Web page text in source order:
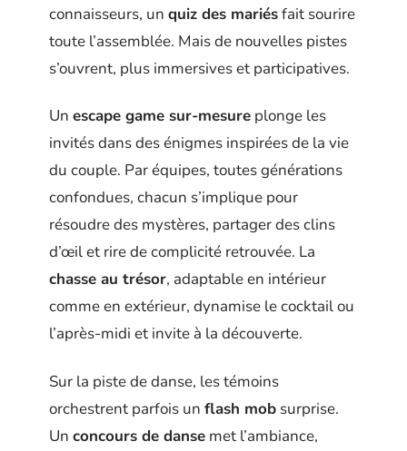
connaisseurs, un quiz des mariésfait sourire
toute l’assemblée. Mais de nouvelles pistes
s’ouvrent, plus immersives et participatives.
Un escape game sur-mesure plonge les
invités dans des énigmes inspirées de la vie
du couple. Par équipes, toutes générations
confondues, chacun s’implique pour
résoudre des mystères, partager des clins
d’œil et rire de complicité retrouvée. La
chasse au trésor, adaptable en intérieur
comme en extérieur, dynamise le cocktail ou
l’après-midi et invite à la découverte.
Sur la piste de danse, les témoins
orchestrent parfois un flash mob surprise.
Un concours de danse met l’ambiance,